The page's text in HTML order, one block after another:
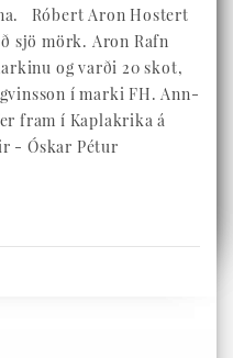
Róbert Aron Hostert
sjö mörk. Aron Rafn
og varði 20 skot,
í marki FH. Ann­
fram í Kaplakrika á
- Óskar Pétur